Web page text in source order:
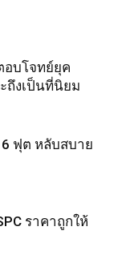
บโจทย์ยุค
ถึงเป็นที่นิยม
ฟุต หลับสบาย
ราคาถูกให้